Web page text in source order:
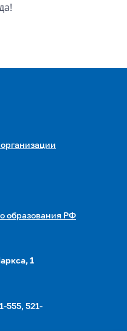
образования РФ
1
555, 521-